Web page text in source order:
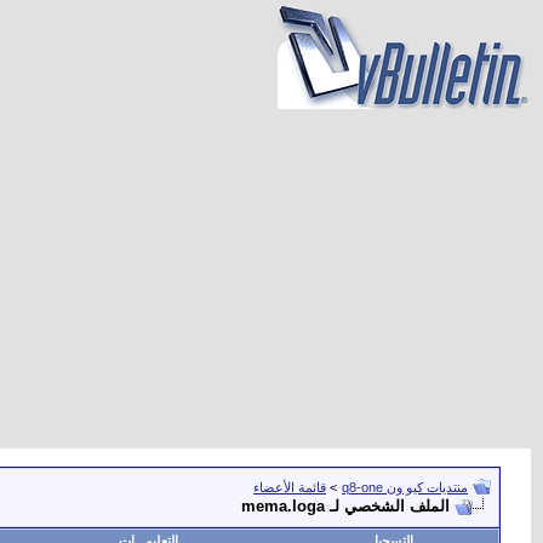
منتديات كيو ون q8-one > قائمة الأعضاء
الملف الشخصي لـ mema.loga